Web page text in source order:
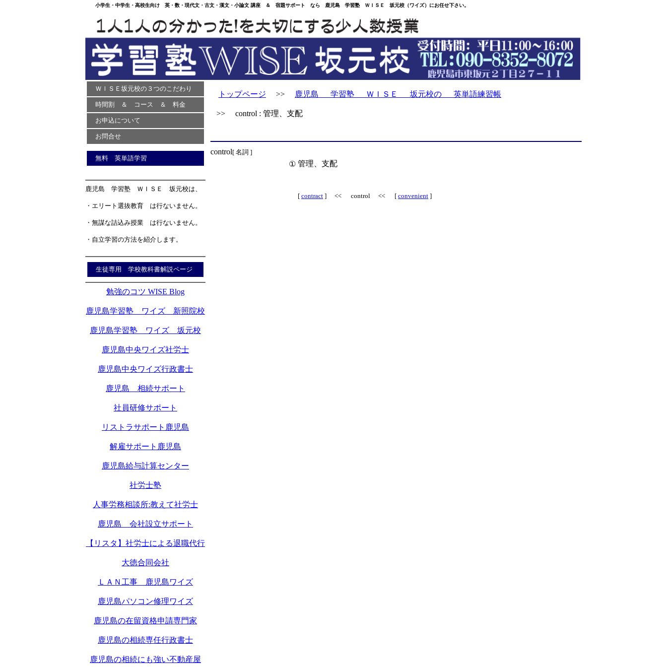
小学生・中学生・高校生向け 英・数・現代文・古文・漢文・小論文 講座 ＆ 宿題サポート なら 鹿児島 学習塾 ＷＩＳＥ 坂元校（ワイズ）にお任せ下さい。
ＷＩＳＥ坂元校の３つのこだわり
時間割 ＆ コース ＆ 料金
お申込について
お問合せ
無料 英単語学習
鹿児島 学習塾 ＷＩＳＥ 坂元校は、
・エリート選抜教育 は行ないません。
・無謀な詰込み授業 は行ないません。
・自立学習の方法を紹介します。
生徒専用 学校教科書解説ページ
勉強のコツ WISE Blog
鹿児島学習塾 ワイズ 新照院校
鹿児島学習塾 ワイズ 坂元校
鹿児島中央ワイズ社労士
鹿児島中央ワイズ行政書士
鹿児島 相続サポート
社員研修サポート
リストラサポート鹿児島
解雇サポート鹿児島
鹿児島給与計算センター
社労士塾
人事労務相談所:教えて社労士
鹿児島 会社設立サポート
【リスタ】社労士による退職代行
大徳合同会社
ＬＡＮ工事 鹿児島ワイズ
鹿児島パソコン修理ワイズ
鹿児島の在留資格申請専門家
鹿児島の相続専任行政書士
鹿児島の相続にも強い不動産屋
トップページ >> 鹿児島 学習塾 ＷＩＳＥ 坂元校の 英単語練習帳
>> control : 管理、支配
control[ 名詞 ]
① 管理、支配
[ contract ] << control << [ convenient ]